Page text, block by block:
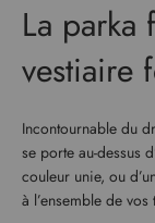
La parka
vestiaire
Incontournable du
se porte au-dessus
couleur unie, ou
à l’ensemble de vos